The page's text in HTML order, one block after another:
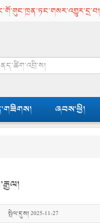
ཞབས་ཕྱི།
སྤེལ་དུས། 2025-11-27